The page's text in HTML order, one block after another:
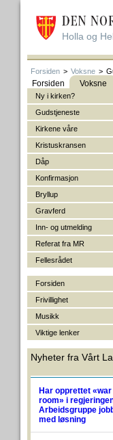
Holla og
Forsiden > Voksne >
Forsiden Voksne
Ny i kirken?
Gudstjeneste
Kirkene våre
Kristuskransen
Dåp
Konfirmasjon
Bryllup
Gravferd
Inn- og utmelding
Referat fra MR
Fellesrådet
Forsiden
Frivillighet
Musikk
Viktige lenker
Nyheter fra Vårt
Har opprettet «war
room» i
Arbeidsgruppe
med løsning